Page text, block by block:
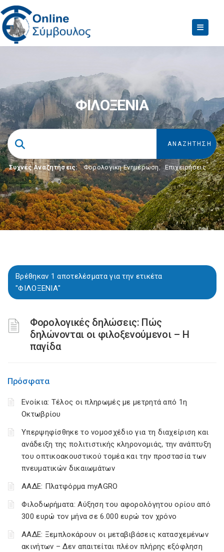
ΦΙΛΟΞΕΝΙΑ
Συχνές Αναζητήσεις: Φορολογικη Ενημέρωση, Επιχειρήσεις
Βρέθηκαν 1 αποτελέσματα για την ετικέτα
"ΦΙΛΟΞΕΝΙΑ"
Φορολογικές δηλώσεις: Πώς
δηλώνονται οι φιλοξενούμενοι – Η
παγίδα
Πρόσφατα
Ενοίκια: Τέλος οι πληρωμές με μετρητά από 1η
Οκτωβρίου
Υπερψηφίσθηκε το νομοσχέδιο για τη διαχείριση και
ανάδειξη της πολιτιστικής κληρονομιάς, την ανάπτυξη
του οπτικοακουστικού τομέα και την προστασία των
πνευματικών δικαιωμάτων
ΑΑΔΕ: Πλατφόρμα myAGRO
Φιλοδωρήματα: Αύξηση του αφορολόγητου ορίου από
300 ευρώ τον μήνα σε 6.000 ευρώ τον χρόνο
ΑΑΔΕ: Ξεμπλοκάρουν οι μεταβιβάσεις κατασχεμένων
ακινήτων – Δεν απαιτείται πλέον πλήρης εξόφληση